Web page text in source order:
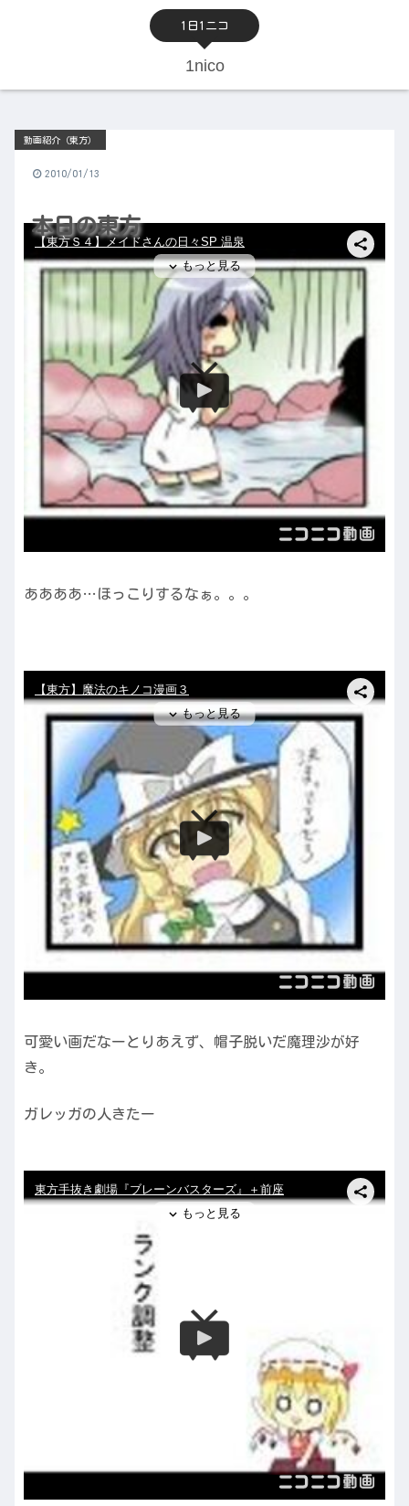
1日1ニコ
1nico
本日の東方
動画紹介（東方）
2010/01/13
ああああ…ほっこりするなぁ。。。
可愛い画だなーとりあえず、帽子脱いだ魔理沙が好
き。
ガレッガの人きたー